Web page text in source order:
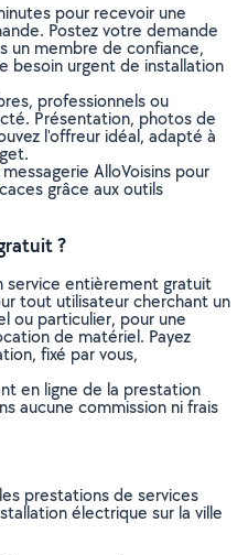
pour recevoir une
Postez votre demande
un membre de confiance,
besoin urgent de installation
professionnels ou
Présentation, photos de
l'offreur idéal, adapté à
AlloVoisins pour
grâce aux outils
?
service entièrement gratuit
tout utilisateur cherchant un
ou particulier, pour une
de matériel. Payez
fixé par vous,
en ligne de la prestation
aucune commission ni frais
prestations de services
électrique sur la ville